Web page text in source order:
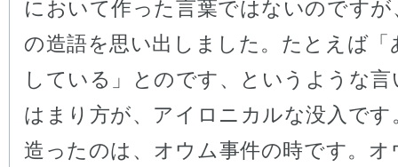
において作った言葉ではないのですが
の造語を思い出しました。たとえば「
している」とのです、というような言
はまり方が、アイロニカルな没入です
造ったのは、オウム事件の時です。オ